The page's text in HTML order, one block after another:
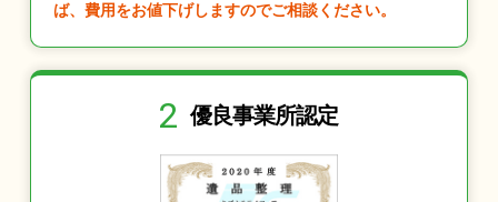
ば、費用をお値下げしますのでご相談ください。
2 優良事業所認定